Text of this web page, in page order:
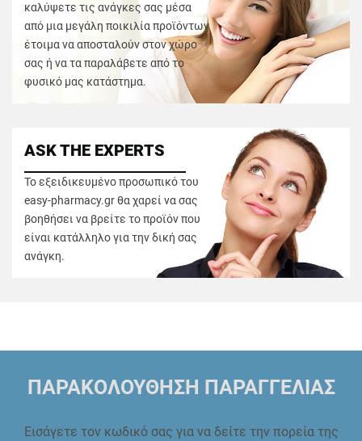
καλύψετε τις ανάγκες σας μέσα
από μια μεγάλη ποικιλία προϊόντων
έτοιμα να αποσταλούν στον χώρο
σας ή να τα παραλάβετε από το
φυσικό μας κατάστημα.
ASK THE EXPERTS
Το εξειδικευμένο προσωπικό του
easy-pharmacy.gr θα χαρεί να σας
βοηθήσει να βρείτε το προϊόν που
είναι κατάλληλο για την δική σας
ανάγκη.
ΠΑΡΑΚΟΛΟΥΘΗΣΗ ΠΑΡΑΓΓΕΛΙΑΣ
Εισάγετε τον κωδικό σας για να δείτε την πορεία της